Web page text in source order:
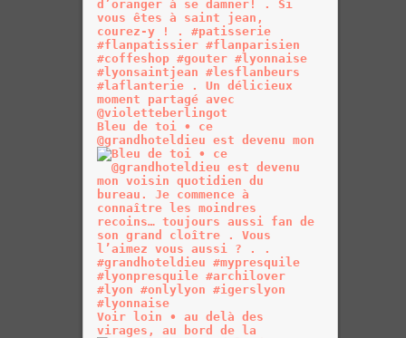
Bleu de toi • ce
@grandhoteldieu est devenu mon
Voir loin • au delà des
virages, au bord de la